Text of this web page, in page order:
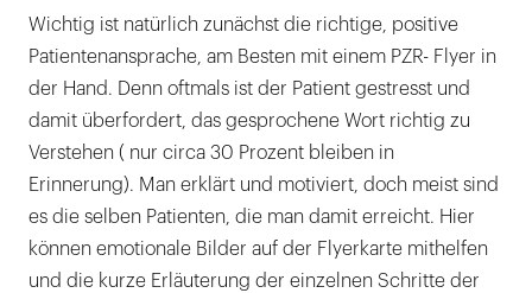
Wichtig ist natürlich zunächst die richtige, positive
Patientenansprache, am Besten mit einem PZR- Flyer in
der Hand. Denn oftmals ist der Patient gestresst und
damit überfordert, das gesprochene Wort richtig zu
Verstehen ( nur circa 30 Prozent bleiben in
Erinnerung). Man erklärt und motiviert, doch meist sind
es die selben Patienten, die man damit erreicht. Hier
können emotionale Bilder auf der Flyerkarte mithelfen
und die kurze Erläuterung der einzelnen Schritte der